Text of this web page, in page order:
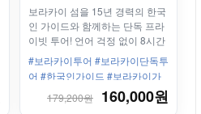
보라카이 섬을 15년 경력의 한국
인 가이드와 함께하는 단독 프라
이빗 투어! 언어 걱정 없이 8시간
동안 자유롭게 일정을 즐겨보세
요.
#보라카이투어 #보라카이단독투
어 #한국인가이드 #보라카이가
이드 #보라카이8시간투어 #보라
카이자유여행 #보라카이추천 #
179,200원 160,000원